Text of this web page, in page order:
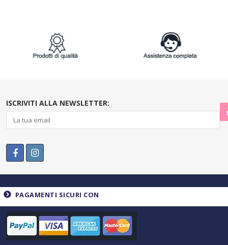
ISCRIVITI ALLA NEWSLETTER:
PAGAMENTI SICURI CON